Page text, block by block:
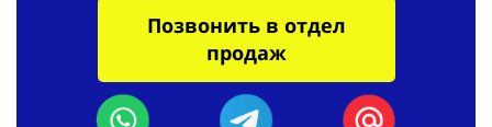
Позвонить в отдел
продаж